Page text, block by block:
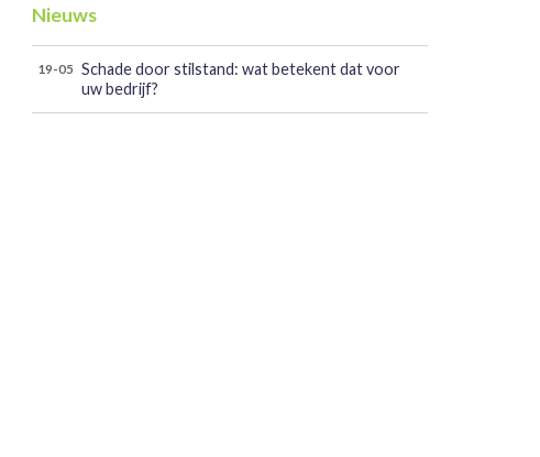
Nieuws
19-05
Schade door stilstand: wat betekent dat voor
uw bedrijf?